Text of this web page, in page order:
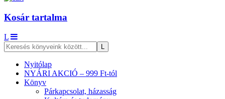
Kosár tartalma
L
Nyitólap
NYÁRI AKCIÓ – 999 Ft-tól
Könyv
Párkapcsolat, házasság